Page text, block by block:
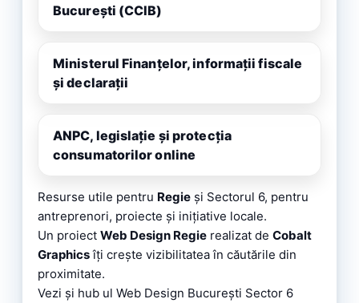
București (CCIB)
Ministerul Finanțelor, informații fiscale
și declarații
ANPC, legislație și protecția
consumatorilor online
Resurse utile pentru Regie și Sectorul 6, pentru
antreprenori, proiecte și inițiative locale.
Un proiect Web Design Regie realizat de Cobalt
Graphicsîți crește vizibilitatea în căutările din
proximitate.
Vezi și hub ul Web Design București Sector 6